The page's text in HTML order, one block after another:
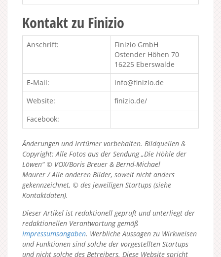
Kontakt zu Finizio
Anschrift:
Finizio GmbH
Ostender Höhen 70
16225 Eberswalde
E-Mail:
info@finizio.de
Website:
finizio.de/
Facebook:
Änderungen und Irrtümer vorbehalten. Bildquellen &
Copyright: Alle Fotos aus der Sendung „Die Höhle der
Löwen“ © VOX/Boris Breuer & Bernd-Michael
Maurer / Alle anderen Bilder, soweit nicht anders
gekennzeichnet, © des jeweiligen Startups (siehe
Kontaktdaten).
Dieser Artikel ist redaktionell geprüft und unterliegt der
redaktionellen Verantwortung gemäß
Impressumsangaben. Werbliche Aussagen zu Wirkweisen
und Funktionen sind solche der vorgestellten Startups
und nicht solche des Betreibers. Diese Website spricht